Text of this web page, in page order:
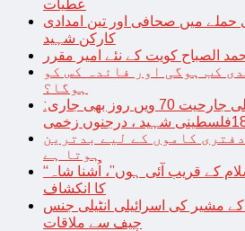
عطیات
حملے میں صحافی اور تین امدادی
کارکن شہید
الصباح کویت کے نئے امیر مقرر
کب ہوگی اور فائدہ کس کو
ہوگا؟
غزہ پر اسرائیلی جارحیت 70 ویں روز بھی جاری:
شہید ، درجنوں زخمی
کاموں کے لیے بدترین
ہوتا ہے
“غزہ کے حالات دیکھ کر اسلام کے قریب آئی ہوں”، اُشنا شاہ
کا انکشاف
مشیر کی اسرائیلی انٹیلی جنس
چیف سے ملاقات